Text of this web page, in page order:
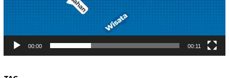
00:00 00:11